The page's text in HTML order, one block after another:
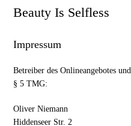
Beauty Is Selfless
Impressum
Betreiber des Onlineangebotes
§ 5 TMG:
Oliver Niemann
Hiddenseer Str. 2